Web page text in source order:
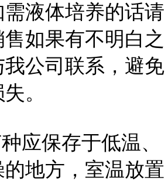
需液体培养的话请
如果有不明白之
公司联系，避免
。
应保存于低温、
地方，室温放置